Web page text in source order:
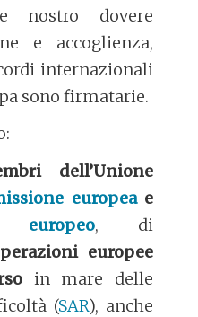
nostro dovere
e accoglienza,
internazionali
sono firmatarie.
dell’Unione
europeae
europeo, di
europee
in mare delle
(SAR), anche